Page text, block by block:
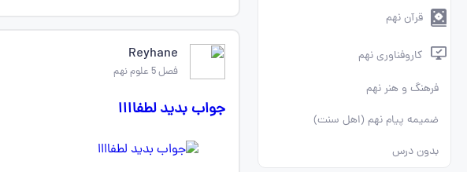
قرآن نهم
کاروفناوری نهم
فرهنگ و هنر نهم
ضمیمه پیام نهم (اهل سنت)
بدون درس
Reyhane
فصل 5 علوم نهم
جواب بدید لطفاااا